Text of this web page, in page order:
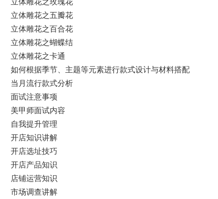
立体雕花之五瓣花
立体雕花之百合花
立体雕花之蝴蝶结
立体雕花之卡通
如何根据季节、主题等元素进行款式设计与材料搭配
当月流行款式分析
面试注意事项
美甲师面试内容
自我提升管理
开店知识讲解
开店选址技巧
开店产品知识
店铺运营知识
市场调查讲解